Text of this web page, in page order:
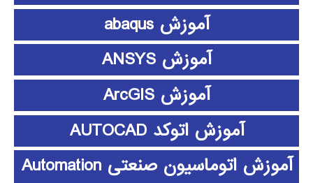
آموزش abaqus
آموزش ANSYS
آموزش ArcGIS
آموزش اتوکد AUTOCAD
آموزش اتوماسیون صنعتی Automation